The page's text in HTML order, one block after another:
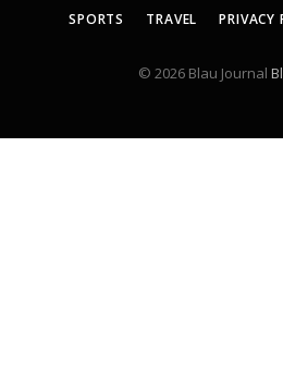
SPORTS
TRAVEL PRIVACY
© 2026 Blau Journal